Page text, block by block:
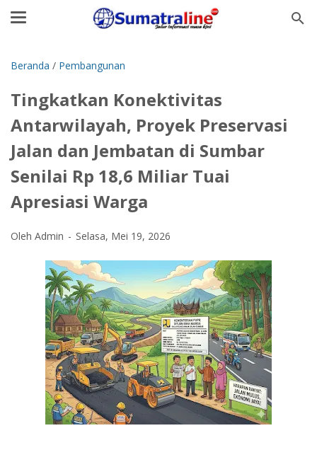
Beranda / Pembangunan
Tingkatkan Konektivitas
Antarwilayah, Proyek Preservasi
Jalan dan Jembatan di Sumbar
Senilai Rp 18,6 Miliar Tuai
Apresiasi Warga
Oleh Admin Selasa, Mei 19, 2026